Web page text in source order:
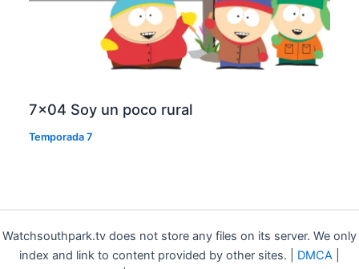
7×04 Soy un poco rural
Temporada 7
Watchsouthpark.tv does not store any files on its server. We only
index and link to content provided by other sites. | DMCA